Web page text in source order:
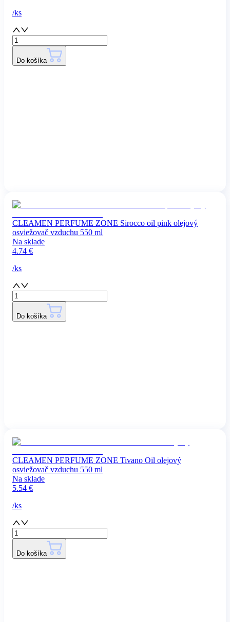
/ks
Do košíka
CLEAMEN PERFUME ZONE Sirocco oil pink olejový
osviežovač vzduchu 550 ml
Na sklade
4.74 €
/ks
Do košíka
CLEAMEN PERFUME ZONE Tivano Oil olejový
osviežovač vzduchu 550 ml
Na sklade
5.54 €
/ks
Do košíka